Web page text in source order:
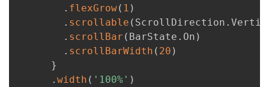
. flexGrow( 1 )
. scrollable ( ScrollDirection .
. scrollBar ( BarState . On )
. scrollBarWidth ( 20 )
}
. width ( '100%' )